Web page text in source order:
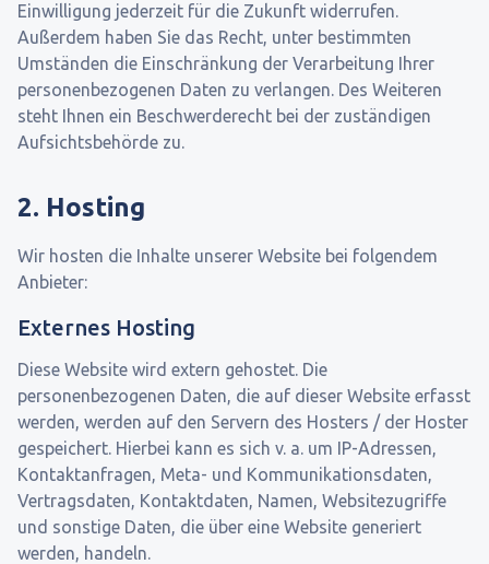
Einwilligung jederzeit für die Zukunft widerrufen.
Außerdem haben Sie das Recht, unter bestimmten
Umständen die Einschränkung der Verarbeitung Ihrer
personenbezogenen Daten zu verlangen. Des Weiteren
steht Ihnen ein Beschwerderecht bei der zuständigen
Aufsichtsbehörde zu.
2. Hosting
Wir hosten die Inhalte unserer Website bei folgendem
Anbieter:
Externes Hosting
Diese Website wird extern gehostet. Die
personenbezogenen Daten, die auf dieser Website erfasst
werden, werden auf den Servern des Hosters / der Hoster
gespeichert. Hierbei kann es sich v. a. um IP-Adressen,
Kontaktanfragen, Meta- und Kommunikationsdaten,
Vertragsdaten, Kontaktdaten, Namen, Websitezugriffe
und sonstige Daten, die über eine Website generiert
werden, handeln.